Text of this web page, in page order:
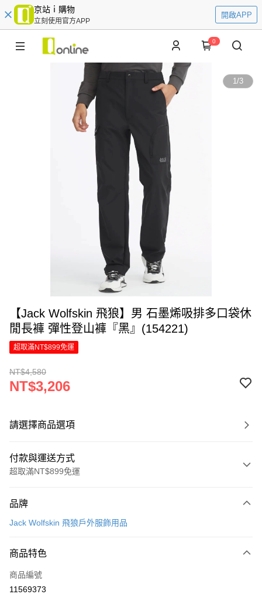
京站ｉ購物
立刻使用官方APP
開啟APP
0
1/3
【Jack Wolfskin 飛狼】男 石墨烯吸排多口袋休
閒長褲 彈性登山褲『黑』(154221)
超取滿NT$899免運
NT$4,580
NT$3,206
請選擇商品選項
付款與運送方式
超取滿NT$899免運
信用卡一次付款
6 期 0 利率 每期
合作金庫商業銀行
上海商業儲蓄銀行
LINE Pay
Apple Pay
品牌
Jack Wolfskin 飛狼戶外服飾用品
商品特色
商品編號
11569373